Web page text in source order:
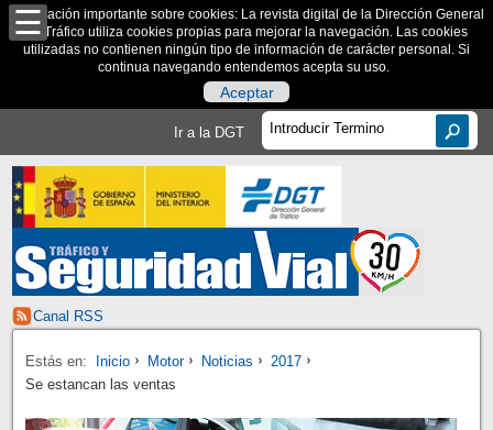
Información importante sobre cookies: La revista digital de la Dirección General
de Tráfico utiliza cookies propias para mejorar la navegación. Las cookies
utilizadas no contienen ningún tipo de información de carácter personal. Si
continua navegando entendemos acepta su uso.
Aceptar
Ir a la DGT
Canal RSS
Estás en: Inicio Motor Noticias
2017
Se estancan las ventas